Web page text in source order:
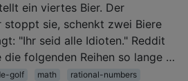
ein viertes Bier. Der
stoppt sie, schenkt zwei Biere
"Ihr seid alle Idioten." Reddit
die folgenden Reihen so lange …
golf math rational-numbers